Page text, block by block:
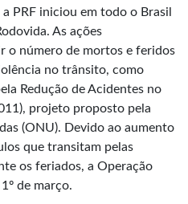
PRF iniciou em todo o Brasil
As ações
o número de mortos e feridos
no trânsito, como
Redução de Acidentes no
projeto proposto pela
(ONU). Devido ao aumento
que transitam pelas
os feriados, a Operação
de março.